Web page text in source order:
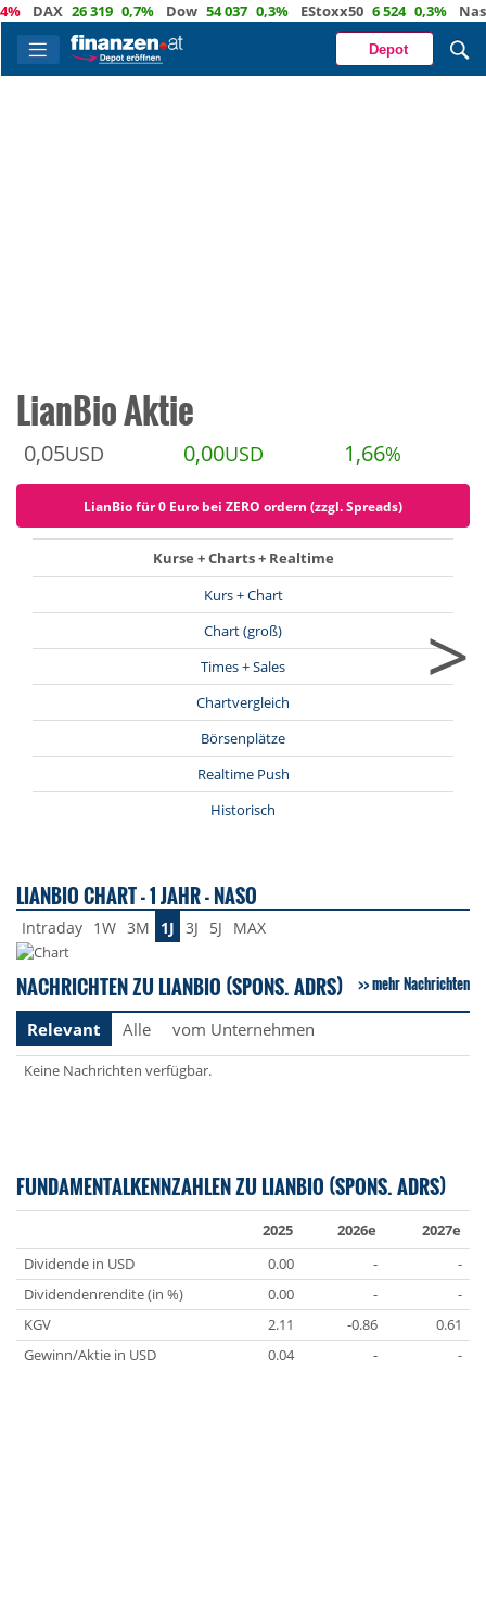
DAX 26 319 0,7% Dow 54 037 0,3% EStoxx50 6 524 0,3% Nasdaq
Depot
LianBio Aktie
0,05USD 0,00USD 1,66%
LianBio für 0 Euro bei ZERO ordern (zzgl. Spreads)
Kurse + Charts + Realtime
Kurs + Chart
Chart (groß)
Times + Sales
Chartvergleich
Börsenplätze
Realtime Push
Historisch
>
LIANBIO CHART - 1 JAHR - NASO
Intraday 1W 3M 1J 3J 5J MAX
NACHRICHTEN ZU LIANBIO (SPONS. ADRS) mehr Nachrichten
Relevant Alle vom Unternehmen
Keine Nachrichten verfügbar.
FUNDAMENTALKENNZAHLEN ZU LIANBIO (SPONS. ADRS)
2025 2026e
2027e
Dividende in USD
0.00 -
-
Dividendenrendite (in %)
0.00 -
-
KGV
2.11 -0.86
0.61
Gewinn/Aktie in USD
0.04 - -